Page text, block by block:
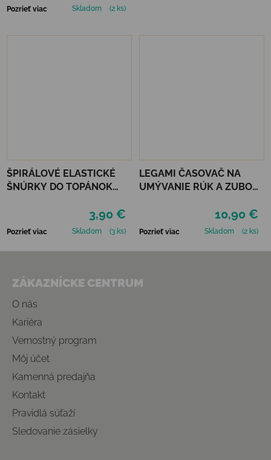
Pozrieť viac Skladom (2 ks)
ŠPIRÁLOVÉ ELASTICKÉ
ŠNÚRKY DO TOPÁNOK
3,90 €
Pozrieť viac Skladom (3 ks)
LEGAMI ČASOVAČ NA
UMÝVANIE RÚK A ZUBOV
10,90 €
Pozrieť viac Skladom (2 ks)
ZÁKAZNÍCKE CENTRUM
O nás
Kariéra
Vernostný program
Môj účet
Kamenná predajňa
Kontakt
Pravidlá súťaží
Sledovanie zásielky